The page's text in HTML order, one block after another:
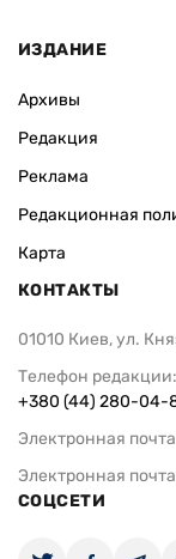
ИЗДАНИЕ
Архивы
Редакция
Реклама
Редакционная
Карта
КОНТАКТЫ
01010 Киев, ул.
Телефон редакции:
+380 (44) 280-04-
Электронная
Электронная
СОЦСЕТИ